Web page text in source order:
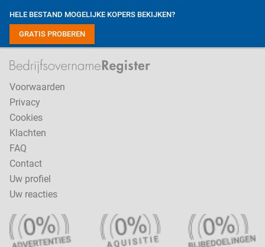
HELE BESTAND MOGELIJKE KOPERS BEKIJKEN?
GRATIS PROBEREN
Voorwaarden
Privacy
Cookies
Klachten
FAQ
Contact
Uw profiel
Uw reacties